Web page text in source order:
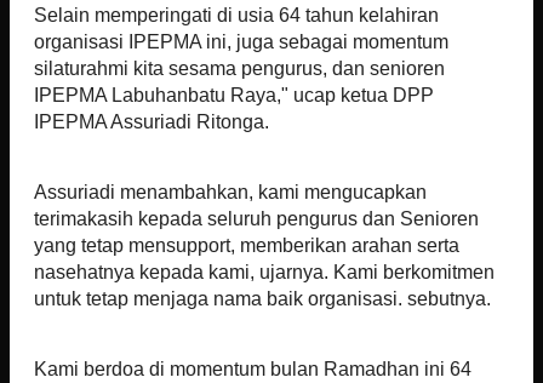
Selain memperingati di usia 64 tahun kelahiran
organisasi IPEPMA ini, juga sebagai momentum
silaturahmi kita sesama pengurus, dan senioren
IPEPMA Labuhanbatu Raya," ucap ketua DPP
IPEPMA Assuriadi Ritonga.
Assuriadi menambahkan, kami mengucapkan
terimakasih kepada seluruh pengurus dan Senioren
yang tetap mensupport, memberikan arahan serta
nasehatnya kepada kami, ujarnya. Kami berkomitmen
untuk tetap menjaga nama baik organisasi. sebutnya.
Kami berdoa di momentum bulan Ramadhan ini 64